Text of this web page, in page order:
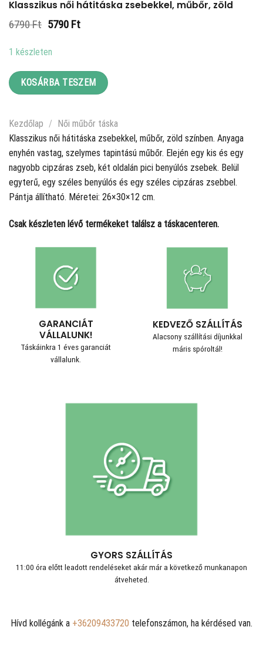
Klasszikus női hátitáska zsebekkel, műbőr, zöld
6790Ft Original
6790 Ft.
5790 FtCurrent
1 készleten
KOSÁRBA TESZEM
Kezdőlap /
Női műbőr táska
Klasszikus női hátitáska zsebekkel, műbőr, zöld színben. Anyaga
enyhén vastag, szelymes tapintású műbőr. Elején egy kis és egy
nagyobb cipzáras zseb, két oldalán pici benyúlós zsebek. Belül
egyterű, egy széles benyúlós és egy széles cipzáras zsebbel.
Pántja állítható. Méretei: 26×30×12 cm.
Csak készleten lévő termékeket találsz a táskacenteren.
GARANCIÁT
VÁLLALUNK!
Táskáinkra 1 éves garanciát
vállalunk.
KEDVEZŐ SZÁLLÍTÁS
Alacsony szállítási díjunkkal
máris spóroltál!
GYORS SZÁLLÍTÁS
11:00 óra előtt leadott rendeléseket akár már a következő munkanapon
átveheted.
Hívd kollégánk a +36209433720 telefonszámon, ha kérdésed van.